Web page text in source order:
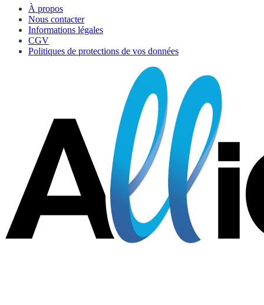
À propos
Nous contacter
Informations légales
CGV
Politiques de protections de vos données